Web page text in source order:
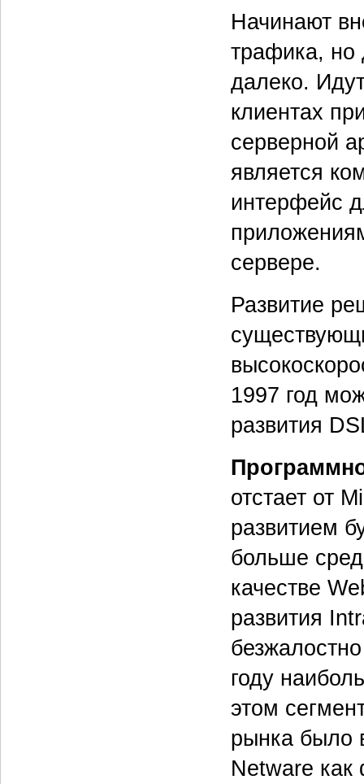
Начинают
трафика, но
далеко.
клиентах
серверной
является
интерфейс
сервере.
Развитие
1997 год
развития
отстает от
развитием
больше
качестве
развития
году
этом
рынка было
Netware как